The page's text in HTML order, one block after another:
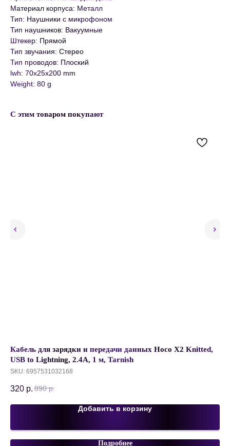
Материал корпуса: Металл
Тип: Наушники с микрофоном
Тип наушников: Вакуумные
Штекер: Прямой
Тип звучания: Стерео
Тип проводов: Плоский
lwh: 70x25x200 mm
Weight: 80 g
С этим товаром покупают
Кабель для зарядки и передачи данных Hoco X2 Knitted,
USB to Lightning, 2.4А, 1 м, Tarnish
SKU: 6957531032168
320 р. 890 р.
Добавить в корзину
Подробнее